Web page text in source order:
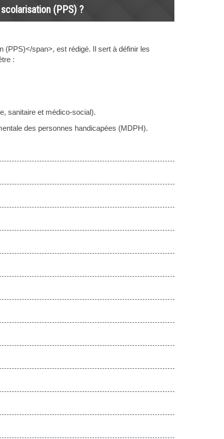
(PPS) ?
(PPS)</span>, est rédigé. Il sert à définir les
:
sanitaire et médico-social).
des personnes handicapées (MDPH).